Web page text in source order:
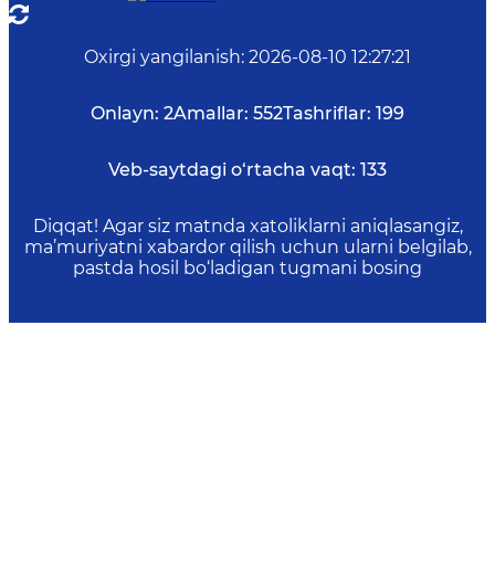
Oxirgi yangilanish: 2026-08-10 12:27:21
Onlayn: 2Amallar: 552Tashriflar: 199
Veb-saytdagi o‘rtacha vaqt: 133
Diqqat! Agar siz matnda xatoliklarni aniqlasangiz,
ma’muriyatni xabardor qilish uchun ularni belgilab,
pastda hosil bo‘ladigan tugmani bosing